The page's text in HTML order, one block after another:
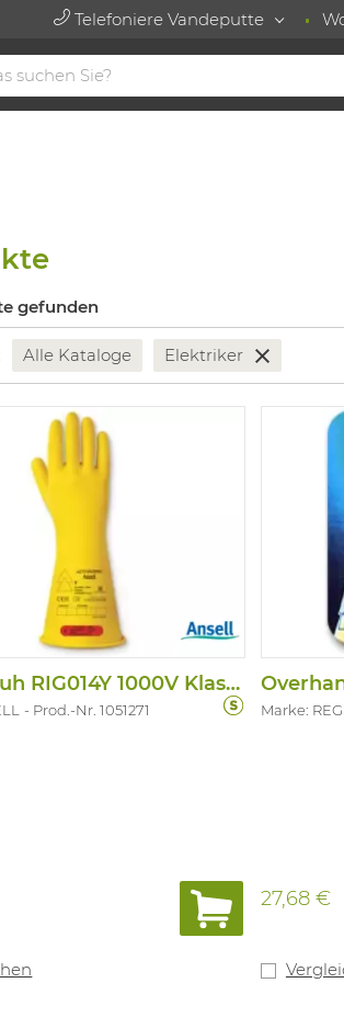
Telefoniere Vandeputte
gefunden
Alle Kataloge Elektriker
Handschuh RIG014Y 1000V Klasse 0 Gelb
Prod.-Nr. 1051271 Marke:
27,68 €